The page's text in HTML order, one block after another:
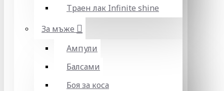
Траен лак Infinite shine
За мъже
Ампули
Балсами
Боя за коса